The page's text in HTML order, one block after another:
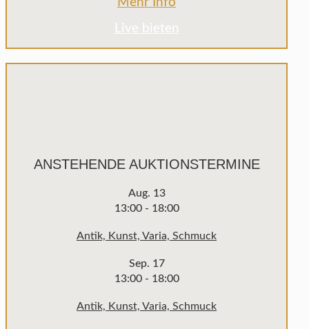
Live bieten
ANSTEHENDE AUKTIONSTERMINE
Aug. 13
13:00- 18:00
Antik, Kunst, Varia, Schmuck
Sep. 17
13:00- 18:00
Antik, Kunst, Varia, Schmuck